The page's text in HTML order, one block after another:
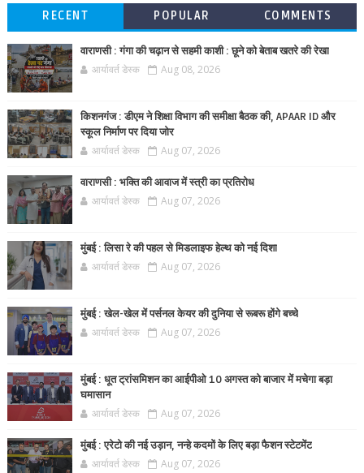
RECENT POPULAR COMMENTS
वाराणसी : गंगा की चढ़ान से सहमी काशी : छूने को बेताब खतरे की रेखा
आर्यावर्त डेस्क Aug 08, 2026
किशनगंज : डीएम ने शिक्षा विभाग की समीक्षा बैठक की, APAAR ID और
स्कूल निर्माण पर दिया जोर
आर्यावर्त डेस्क Aug 07, 2026
वाराणसी : भक्ति की आवाज में स्त्री का प्रतिरोध
आर्यावर्त डेस्क Aug 07, 2026
मुंबई : लिसा रे की पहल से मिडलाइफ हेल्थ को नई दिशा
आर्यावर्त डेस्क Aug 07, 2026
मुंबई : खेल-खेल में पर्सनल केयर की दुनिया से रूबरू होंगे बच्चे
आर्यावर्त डेस्क Aug 07, 2026
मुंबई : धूत ट्रांसमिशन का आईपीओ 10 अगस्त को बाजार में मचेगा बड़ा
घमासान
आर्यावर्त डेस्क Aug 07, 2026
मुंबई : एरेटो की नई उड़ान, नन्हे कदमों के लिए बड़ा फैशन स्टेटमेंट
आर्यावर्त डेस्क Aug 07, 2026